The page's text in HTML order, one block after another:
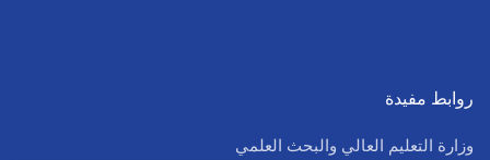
روابط مفيدة
وزارة التعليم العالي والبحث العلمي